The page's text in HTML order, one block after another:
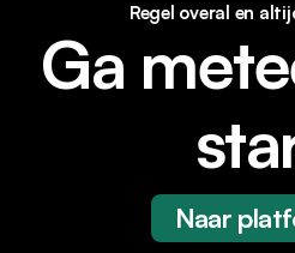
Regel overal en
Ga
Naar